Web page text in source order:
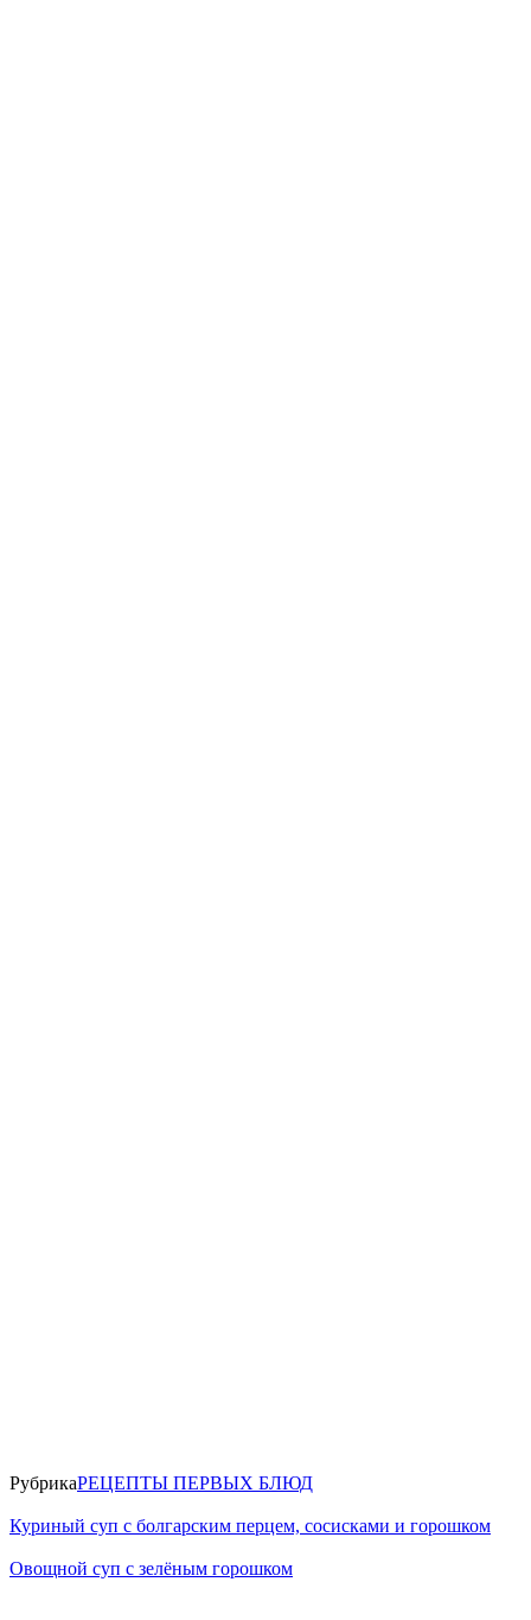
РубрикаРЕЦЕПТЫ ПЕРВЫХ БЛЮД
Куриный суп с болгарским перцем, сосисками и горошком
Овощной суп с зелёным горошком